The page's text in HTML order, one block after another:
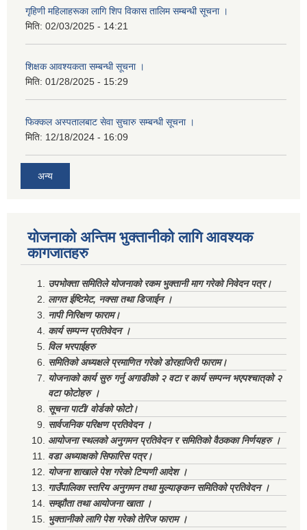
गृहिणी महिलाहरूका लागि शिप विकास तालिम सम्बन्धी सूचना ‌।
मिति: 02/03/2025 - 14:21
शिक्षक आवश्यकता सम्बन्धी सूचना ।
मिति: 01/28/2025 - 15:29
फिक्कल अस्पतालबाट सेवा सुचारु सम्बन्धी सूचना ।
मिति: 12/18/2024 - 16:09
अन्य
योजनाको अन्तिम भुक्तानीको लागि आवश्यक
कागजातहरु
उपभोक्ता समितिले योजनाको रकम भुक्तानी माग गरेको निवेदन पत्र।
लागत ईष्टिमेट, नक्सा तथा डिजाईन ।
नापी निरिक्षण फाराम।
कार्य सम्पन्न प्रतिवेदन ।
विल भरपाईहरु
समितिको अध्यक्षले प्रमाणित गरेको डोरहाजिरी फाराम।
योजनाको कार्य सुरु गर्नु अगाडीको २ वटा र कार्य सम्पन्न भएपश्चात्‌को २
वटा फोटोहरु ।
सूचना पाटी/ वोर्डको फोटो।
सार्वजनिक परिक्षण प्रतिवेदन ।
आयोजना स्थलको अनुगमन प्रतिवेदन र समितिको वैठकका निर्णयहरु ।
वडा अध्याक्षको सिफारिस पत्र।
योजना शाखाले पेश गरेको टिप्पणी आदेश ।
गाउँपालिका स्तरिय अनुगमन तथा मुल्याङ्कन समितिको प्रतिवेदन ।
सम्झौता तथा आयोजना खाता ।
भुक्तानीको लागि पेश गरेको तेरिज फाराम ।